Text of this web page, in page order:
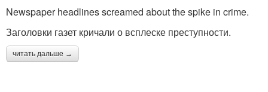
Newspaper headlines screamed about the spike in crime.
Заголовки газет кричали о всплеске преступности.
читать дальше →